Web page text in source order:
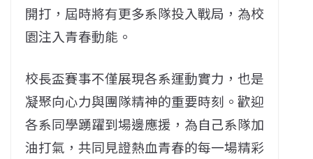
開打，屆時將有更多系隊投入戰局，為校
園注入青春動能。
校長盃賽事不僅展現各系運動實力，也是
凝聚向心力與團隊精神的重要時刻。歡迎
各系同學踴躍到場邊應援，為自己系隊加
油打氣，共同見證熱血青春的每一場精彩